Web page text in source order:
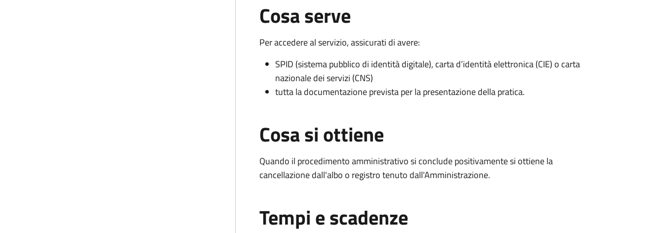
Cosa serve
Per accedere al servizio, assicurati di avere:
SPID (sistema pubblico di identità digitale), carta d’identità elettronica (CIE) o carta
nazionale dei servizi (CNS)
tutta la documentazione prevista per la presentazione della pratica.
Cosa si ottiene
Quando il procedimento amministrativo si conclude positivamente si ottiene la
cancellazione dall'albo o registro tenuto dall'Amministrazione.
Tempi e scadenze